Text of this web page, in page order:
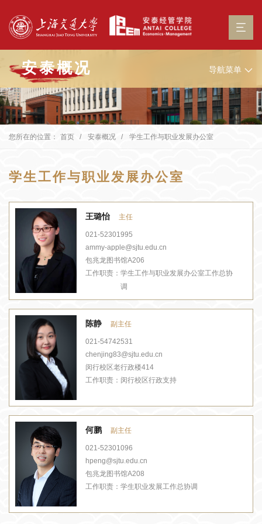
安泰概况 导航菜单
您所在的位置： 首页 安泰概况 学生工作与职业发展办公室
学生工作与职业发展办公室
王璐怡 主任
021-52301995
ammy-apple@sjtu.edu.cn
包兆龙图书馆A206
工作职责： 学生工作与职业发展办公室工作总协
调
陈静 副主任
021-54742531
chenjing83@sjtu.edu.cn
闵行校区老行政楼414
工作职责： 闵行校区行政支持
何鹏 副主任
021-52301096
hpeng@sjtu.edu.cn
包兆龙图书馆A208
工作职责： 学生职业发展工作总协调